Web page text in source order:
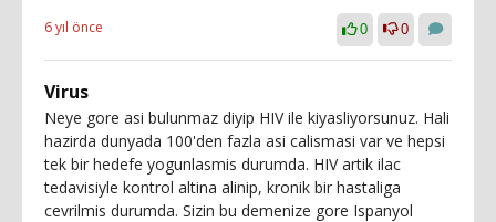
6 yıl önce 0 0
Virus
Neye gore asi bulunmaz diyip HIV ile kiyasliyorsunuz. Hali
hazirda dunyada 100'den fazla asi calismasi var ve hepsi
tek bir hedefe yogunlasmis durumda. HIV artik ilac
tedavisiyle kontrol altina alinip, kronik bir hastaliga
cevrilmis durumda. Sizin bu demenize gore Ispanyol